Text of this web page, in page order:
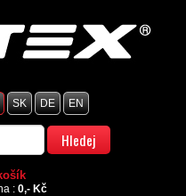
SK DE EN
: 0,- Kč